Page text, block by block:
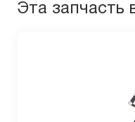
Эта запчасть